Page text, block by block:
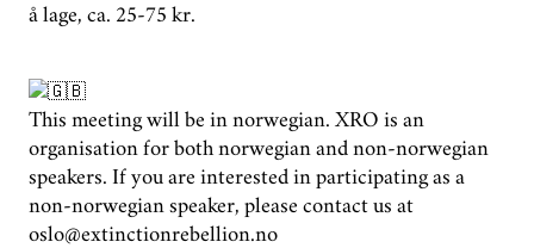
å lage, ca. 25-75 kr.
This meeting will be in norwegian. XRO is an
organisation for both norwegian and non-norwegian
speakers. If you are interested in participating as a
non-norwegian speaker, please contact us at
oslo@extinctionrebellion.no